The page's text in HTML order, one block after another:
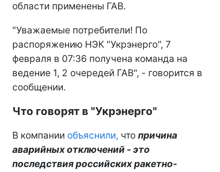
области применены ГАВ.
"Уважаемые потребители! По
распоряжению НЭК "Укрэнерго", 7
февраля в 07:36 получена команда на
ведение 1, 2 очередей ГАВ", - говорится в
сообщении.
Что говорят в "Укрэнерго"
В компании объяснили, что причина
аварийных отключений - это
последствия российских ракетно-